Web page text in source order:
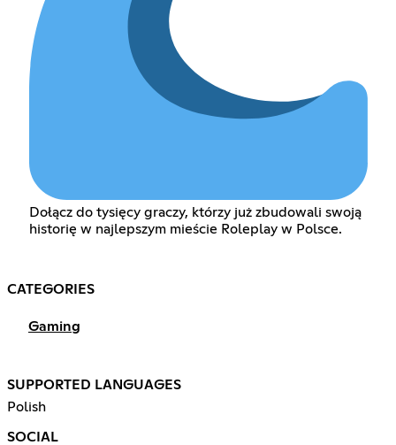
Dołącz do tysięcy graczy, którzy już zbudowali swoją
historię w najlepszym mieście Roleplay w Polsce.
CATEGORIES
Gaming
SUPPORTED LANGUAGES
Polish
SOCIAL